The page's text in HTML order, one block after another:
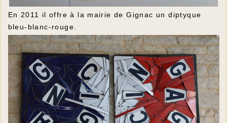
En 2011 il offre à la mairie de Gignac un diptyque
bleu-blanc-rouge.